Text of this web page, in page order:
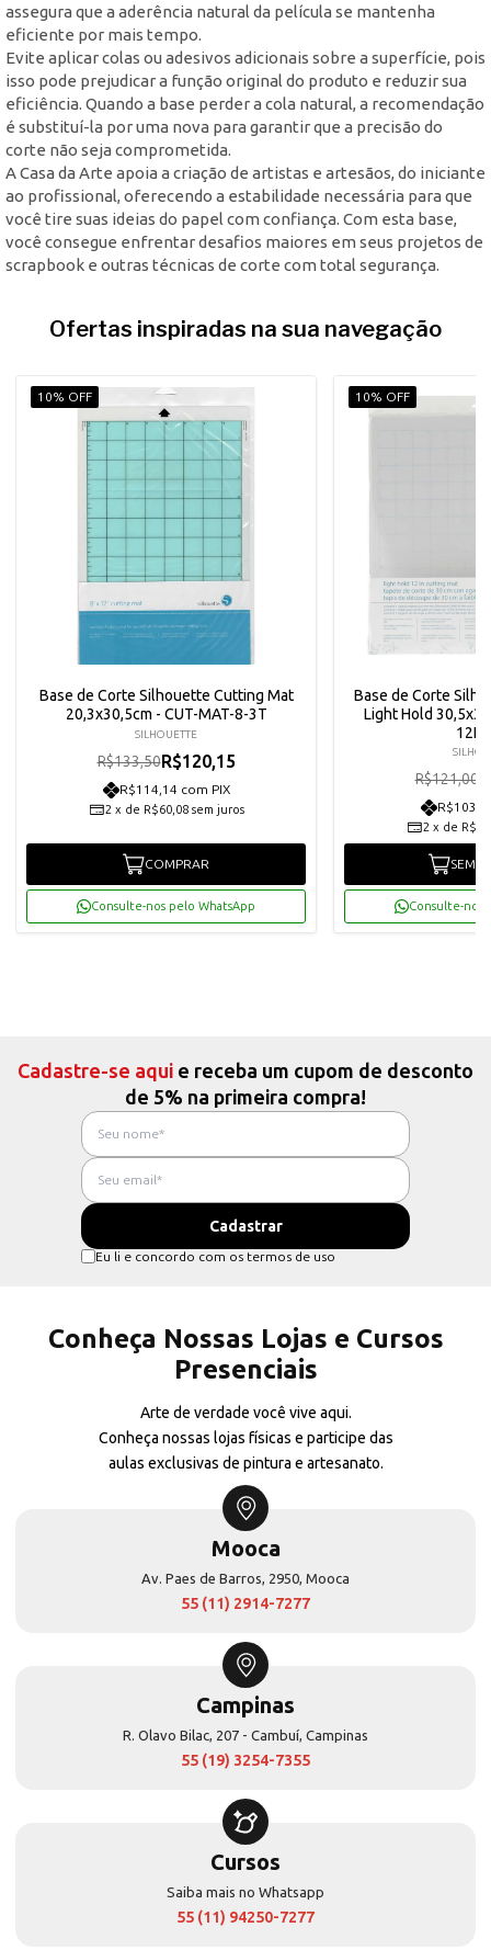
assegura que a aderência natural da película se mantenha
eficiente por mais tempo.
Evite aplicar colas ou adesivos adicionais sobre a superfície, pois
isso pode prejudicar a função original do produto e reduzir sua
eficiência. Quando a base perder a cola natural, a recomendação
é substituí-la por uma nova para garantir que a precisão do
corte não seja comprometida.
A Casa da Arte apoia a criação de artistas e artesãos, do iniciante
ao profissional, oferecendo a estabilidade necessária para que
você tire suas ideias do papel com confiança. Com esta base,
você consegue enfrentar desafios maiores em seus projetos de
scrapbook e outras técnicas de corte com total segurança.
Ofertas inspiradas na sua navegação
10% OFF
Base de Corte Silhouette Cutting Mat
20,3x30,5cm - CUT-MAT-8-3T
SILHOUETTE
R$133,50R$120,15
R$114,14 com PIX
2 x de R$60,08 sem juros
COMPRAR
Consulte-nos pelo WhatsApp
10% OFF
Base de Corte
Light Hold
R$121,00
2 x de
SEM
Consulte-nos
Cadastre-se aqui e receba um cupom de desconto
de 5% na primeira compra!
Eu li e concordo com os termos de uso
Conheça Nossas Lojas e Cursos
Presenciais
Arte de verdade você vive aqui.
Conheça nossas lojas físicas e participe das
aulas exclusivas de pintura e artesanato.
Mooca
Av. Paes de Barros, 2950, Mooca
55 (11) 2914-7277
Campinas
R. Olavo Bilac, 207 - Cambuí, Campinas
55 (19) 3254-7355
Cursos
Saiba mais no Whatsapp
55 (11) 94250-7277